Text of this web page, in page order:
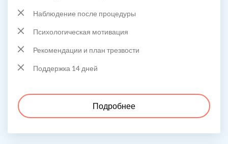
Наблюдение после процедуры
Психологическая мотивация
Рекомендации и план трезвости
Поддержка 14 дней
Подробнее